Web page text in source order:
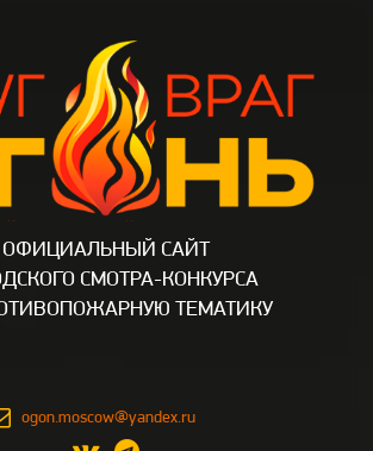
ОФИЦИАЛЬНЫЙ САЙТ
СМОТРА-КОНКУРСА
ТЕМАТИКУ
ogon.moscow@yandex.ru